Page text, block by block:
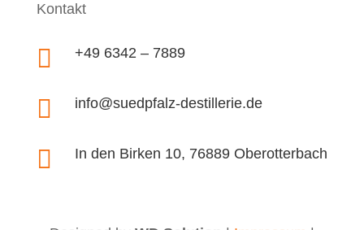
Kontakt
 +49 6342 – 7889
 info@suedpfalz-destillerie.de
 In den Birken 10, 76889 Oberotterbach